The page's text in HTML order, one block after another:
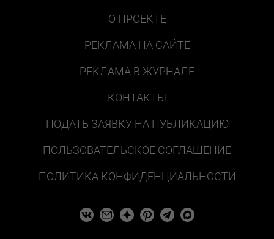
О ПРОЕКТЕ
РЕКЛАМА НА САЙТЕ
РЕКЛАМА В ЖУРНАЛЕ
КОНТАКТЫ
ПОДАТЬ ЗАЯВКУ НА ПУБЛИКАЦИЮ
ПОЛЬЗОВАТЕЛЬСКОЕ СОГЛАШЕНИЕ
ПОЛИТИКА КОНФИДЕНЦИАЛЬНОСТИ